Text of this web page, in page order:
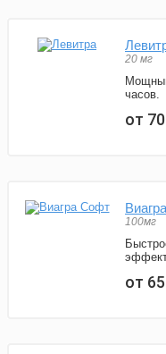
20 мг
часов.
от
100мг
от